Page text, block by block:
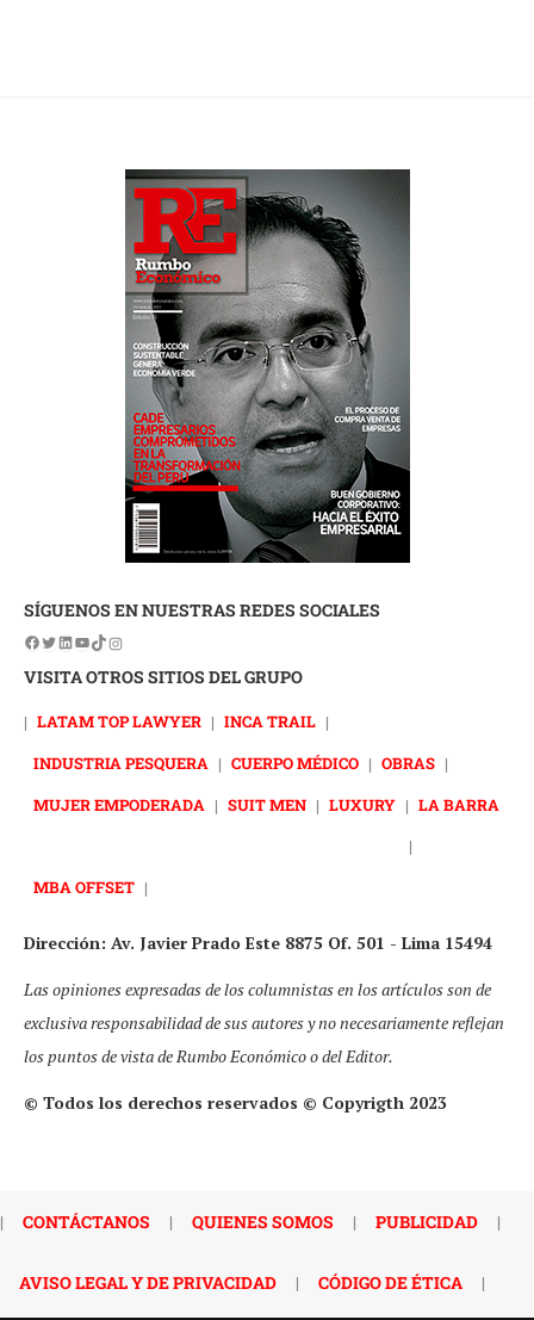
SÍGUENOS EN NUESTRAS REDES SOCIALES
VISITA OTROS SITIOS DEL GRUPO
| LATAM TOP LAWYER | INCA TRAIL |
INDUSTRIA PESQUERA | CUERPO MÉDICO | OBRAS |
MUJER EMPODERADA | SUIT MEN | LUXURY | LA BARRA
|
MBA OFFSET |
Dirección: Av. Javier Prado Este 8875 Of. 501 - Lima 15494
Las opiniones expresadas de los columnistas en los artículos son de
exclusiva responsabilidad de sus autores y no necesariamente reflejan
los puntos de vista de Rumbo Económico o del Editor.
© Todos los derechos reservados © Copyrigth 2023
| CONTÁCTANOS | QUIENES SOMOS | PUBLICIDAD |
AVISO LEGAL Y DE PRIVACIDAD | CÓDIGO DE ÉTICA |